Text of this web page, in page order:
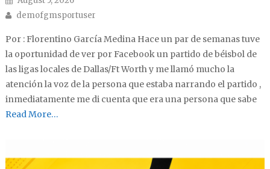
Author
demofgmsportuser
Por : Florentino García Medina Hace un par de semanas tuve
la oportunidad de ver por Facebook un partido de béisbol de
las ligas locales de Dallas/Ft Worth y me llamó mucho la
atención la voz de la persona que estaba narrando el partido ,
inmediatamente me di cuenta que era una persona que sabe
Read More…